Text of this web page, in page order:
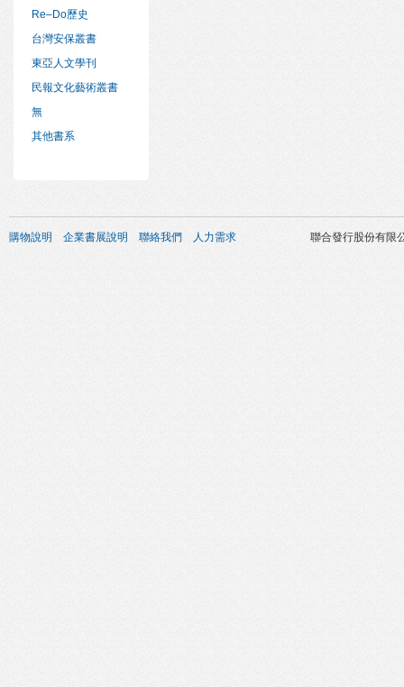
Re–Do歷史
台灣安保叢書
東亞人文學刊
民報文化藝術叢書
無
其他書系
購物說明 企業書展說明 聯絡我們 人力需求 聯合發行股份有限